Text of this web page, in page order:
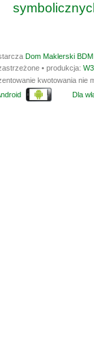
Dom Maklerski
• produkcja:
kwotowania
Dla